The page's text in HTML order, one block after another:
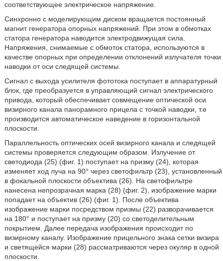
соответствующее электрическое напряжение.
Синхронно с моделирующим диском вращается постоянный
магнит генератора опорных напряжений. При этом в обмотках
статора генератора наводится электродвижущая сила.
Напряжения, снимаемые с обмоток статора, используются в
качестве опорных при определении отклонений излучателя точки
наводки от оси следящей системы.
Сигнал с выхода усилителя фототока поступает в аппаратурный
блок, где преобразуется в управляющий сигнал электрического
привода, который обеспечивает совмещение оптической оси
визирного канала панорамного прицела с точкой наводки, т.е
производится автоматическое наведение в горизонтальной
плоскости.
Параллельность оптических осей визирного канала и следящей
системы проверяется следующим образом. Излучение от
светодиода (25) (фиг. 1) поступает на призму (24), которая
изменяет ход луча на 90° через светофильтр (23), установленный
в фокальной плоскости объектива (26). На светофильтре
нанесена непрозрачная марка (28) (фиг. 2), изображение марки
попадает на объектив (26) (фиг. 1). После объектива
изображение марки посредством призмы (22) разворачивается
на 180° и поступает на призму (20) со светоделительным
покрытием. Далее передача изображения происходит по
визирному каналу. Изображение прицельного знака сетки визира
и светящейся марки (28) рассматриваются через окуляр в одной
плоскости.